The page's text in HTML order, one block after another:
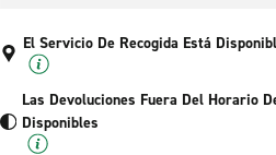
El Servicio De Recogida Está
Las Devoluciones Fuera Del Horario
Disponibles